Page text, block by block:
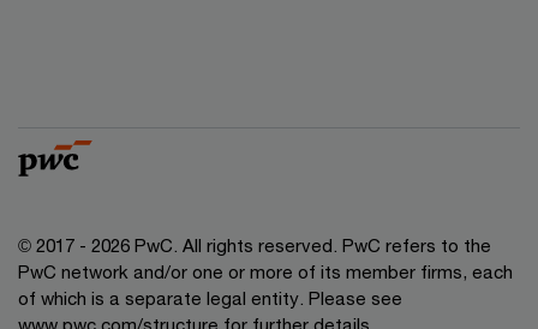
© 2017 - 2026 PwC. All rights reserved. PwC refers to the
PwC network and/or one or more of its member firms, each
of which is a separate legal entity. Please see
www.pwc.com/structure for further details.